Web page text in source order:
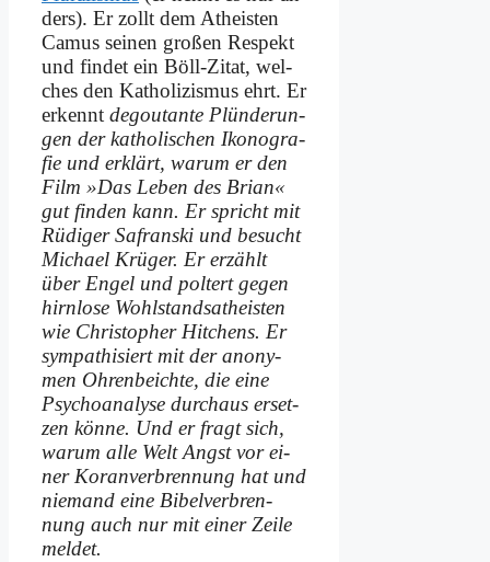
ders). Er zollt dem Athe­isten
Ca­mus sei­nen gro­ßen Re­spekt
und fin­det ein Böll-Zi­tat, wel­
ches den Ka­tho­li­zis­mus ehrt. Er
er­kennt de­gou­tan­te Plün­de­run­
gen der ka­tho­li­schen Iko­no­gra­
fie und er­klärt, war­um er den
Film »Das Le­ben des Bri­an«
gut fin­den kann. Er spricht mit
Rü­di­ger Sa­fran­ski und be­sucht
Mi­cha­el Krü­ger. Er er­zählt
über En­gel und pol­tert ge­gen
hirn­lo­se Wohlstands­atheisten
wie Chri­sto­pher Hit­chens. Er
sym­pa­thi­siert mit der an­ony­
men Oh­ren­beich­te, die ei­ne
Psy­cho­ana­ly­se durch­aus er­set­
zen kön­ne. Und er fragt sich,
war­um al­le Welt Angst vor ei­
ner Ko­ran­ver­bren­nung hat und
nie­mand ei­ne Bi­bel­ver­bren­
nung auch nur mit ei­ner Zei­le
mel­det.